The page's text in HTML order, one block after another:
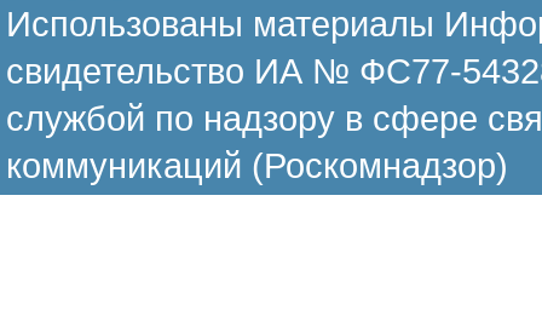
Использованы материалы
свидетельство ИА № ФС77-
службой по надзору в сфере
коммуникаций (Роскомнадзор)